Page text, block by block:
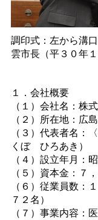
調印式：左から溝
雲市長（平３０年
１．会社概要
（１）会社名：株
（２）所在地：広
（３）代表者名：
く ぼ ひろあき）
（４）設立年月：
（５）資本金：７
（６）従業員数：
７２名）
（７）事業内容：